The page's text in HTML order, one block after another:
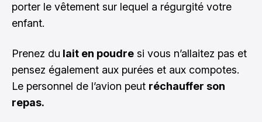
porter le vêtement sur lequel a régurgité votre
enfant.
Prenez du lait en poudre si vous n’allaitez pas et
pensez également aux purées et aux compotes.
Le personnel de l’avion peut réchauffer son
repas.